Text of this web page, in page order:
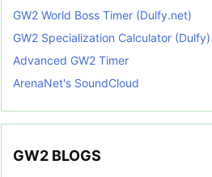
GW2 World Boss Timer (Dulfy.net)
GW2 Specialization Calculator (Dulfy)
Advanced GW2 Timer
ArenaNet's SoundCloud
GW2 BLOGS